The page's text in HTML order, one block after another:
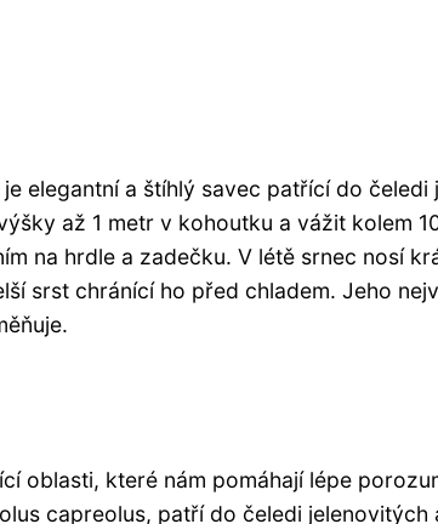
elegantní a štíhlý savec patřící do čeledi
až 1 metr v kohoutku a vážit kolem
na hrdle a zadečku. V létě srnec nosí
srst chránící ho před chladem. Jeho
oblasti, které nám pomáhají lépe
capreolus, patří do čeledi